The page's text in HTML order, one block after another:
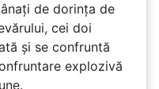
de dorința de
cei doi
și se confruntă
explozivă